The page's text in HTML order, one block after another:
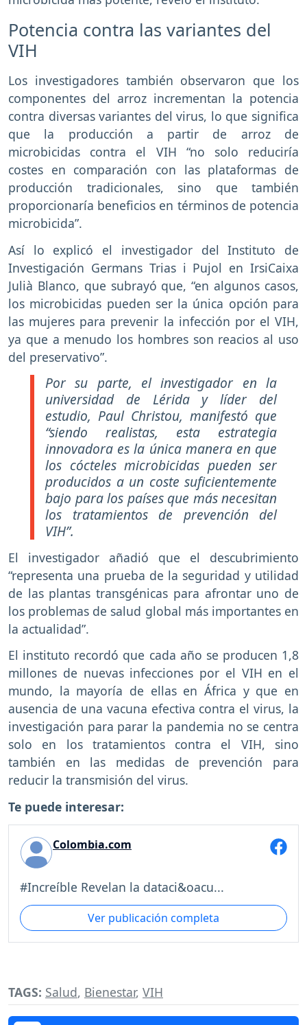
Potencia contra las variantes del
VIH
Los investigadores también observaron que los
componentes del arroz incrementan la potencia
contra diversas variantes del virus, lo que significa
que la producción a partir de arroz de
microbicidas contra el VIH “no solo reduciría
costes en comparación con las plataformas de
producción tradicionales, sino que también
proporcionaría beneficios en términos de potencia
microbicida”.
Así lo explicó el investigador del Instituto de
Investigación Germans Trias i Pujol en IrsiCaixa
Julià Blanco, que subrayó que, “en algunos casos,
los microbicidas pueden ser la única opción para
las mujeres para prevenir la infección por el VIH,
ya que a menudo los hombres son reacios al uso
del preservativo”.
Por su parte, el investigador en la
universidad de Lérida y líder del
estudio, Paul Christou, manifestó que
“siendo realistas, esta estrategia
innovadora es la única manera en que
los cócteles microbicidas pueden ser
producidos a un coste suficientemente
bajo para los países que más necesitan
los tratamientos de prevención del
VIH”.
El investigador añadió que el descubrimiento
“representa una prueba de la seguridad y utilidad
de las plantas transgénicas para afrontar uno de
los problemas de salud global más importantes en
la actualidad”.
El instituto recordó que cada año se producen 1,8
millones de nuevas infecciones por el VIH en el
mundo, la mayoría de ellas en África y que en
ausencia de una vacuna efectiva contra el virus, la
investigación para parar la pandemia no se centra
solo en los tratamientos contra el VIH, sino
también en las medidas de prevención para
reducir la transmisión del virus.
Te puede interesar:
Colombia.com
#Increíble Revelan la dataci&oacu...
Ver publicación completa
TAGS: Salud, Bienestar, VIH